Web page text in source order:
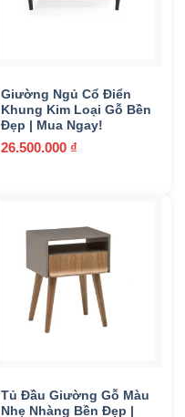
Giường Ngủ Cổ Điển
Khung Kim Loại Gỗ Bền
Đẹp | Mua Ngay!
26.500.000 ₫
Tủ Đầu Giường Gỗ Màu
Nhẹ Nhàng Bền Đẹp |